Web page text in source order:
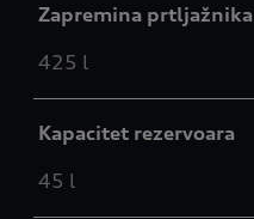
Zapremina prtljažnika
425 l
Kapacitet rezervoara
45 l